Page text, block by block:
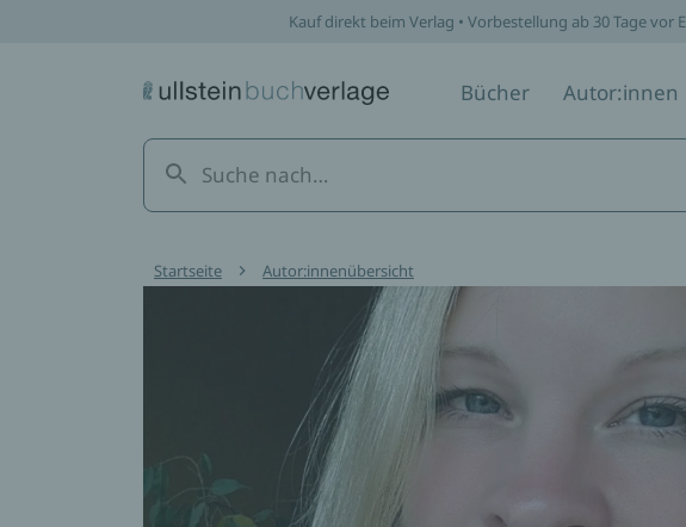
Kauf direkt beim Verlag • Vorbestellung ab 30 Tage
Bücher Autor:innen
Startseite Autor:innenübersicht